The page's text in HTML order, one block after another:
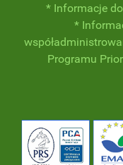
* Informacje
*
Programu